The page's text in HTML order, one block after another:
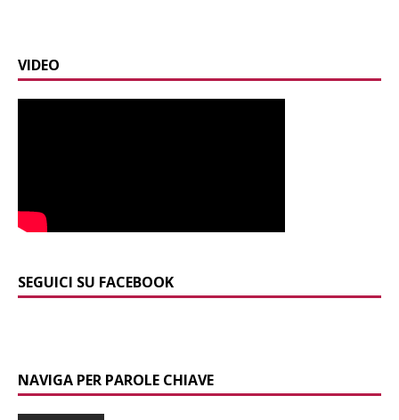
VIDEO
SEGUICI SU FACEBOOK
NAVIGA PER PAROLE CHIAVE